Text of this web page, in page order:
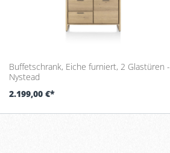
Buffetschrank, Eiche furniert, 2 Glastüren -
Nystead
2.199,00 €*